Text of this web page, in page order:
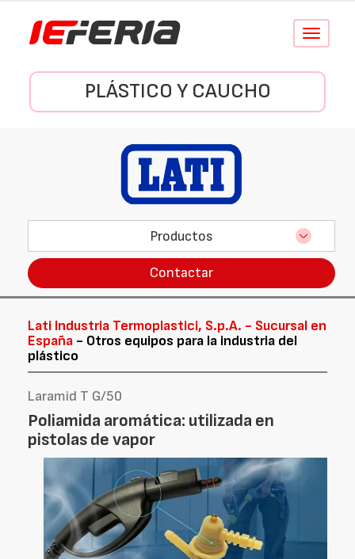
Conmutar
PLÁSTICO Y CAUCHO
Productos
Contactar
Lati Industria Termoplastici, S.p.A. - Sucursal en
España - Otros equipos para la industria del
plástico
Laramid T G/50
Poliamida aromática: utilizada en
pistolas de vapor